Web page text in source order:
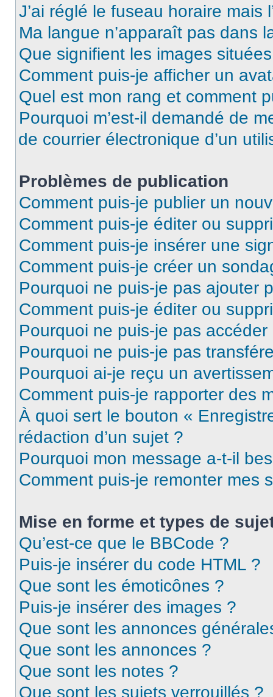
J’ai réglé le fuseau horaire mais
Ma langue n’apparaît pas dans
Que signifient les images
Comment puis-je afficher un
Quel est mon rang et comment
Pourquoi m’est-il demandé de
de courrier électronique d’un
Problèmes de publication
Comment puis-je publier un
Comment puis-je éditer ou
Comment puis-je insérer une
Comment puis-je créer un
Pourquoi ne puis-je pas ajouter
Comment puis-je éditer ou
Pourquoi ne puis-je pas
Pourquoi ne puis-je pas
Pourquoi ai-je reçu un
Comment puis-je rapporter des
À quoi sert le bouton «
rédaction d’un sujet ?
Pourquoi mon message a-t-il
Comment puis-je remonter mes
Mise en forme et types de
Qu’est-ce que le BBCode ?
Puis-je insérer du code HTML ?
Que sont les émoticônes ?
Puis-je insérer des images ?
Que sont les annonces
Que sont les annonces ?
Que sont les notes ?
Que sont les sujets verrouillés ?